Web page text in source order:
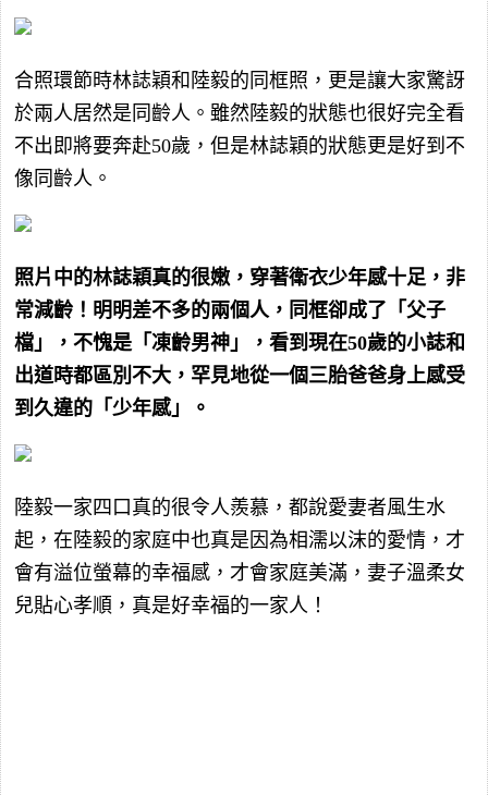
合照環節時林誌穎和陸毅的同框照，更是讓大家驚訝
於兩人居然是同齡人。雖然陸毅的狀態也很好完全看
不出即將要奔赴50歲，但是林誌穎的狀態更是好到不
像同齡人。
照片中的林誌穎真的很嫩，穿著衛衣少年感十足，非
常減齡！明明差不多的兩個人，同框卻成了「父子
檔」，不愧是「凍齡男神」，看到現在50歲的小誌和
出道時都區別不大，罕見地從一個三胎爸爸身上感受
到久違的「少年感」。
陸毅一家四口真的很令人羨慕，都說愛妻者風生水
起，在陸毅的家庭中也真是因為相濡以沫的愛情，才
會有溢位螢幕的幸福感，才會家庭美滿，妻子溫柔女
兒貼心孝順，真是好幸福的一家人！